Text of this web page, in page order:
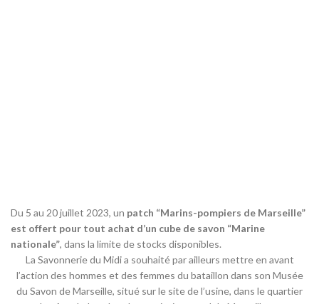
Du 5 au 20 juillet 2023, un patch “Marins-pompiers de Marseille”
est offert pour tout achat d’un cube de savon “Marine
nationale”, dans la limite de stocks disponibles.
La Savonnerie du Midi a souhaité par ailleurs mettre en avant
l’action des hommes et des femmes du bataillon dans son Musée
du Savon de Marseille, situé sur le site de l’usine, dans le quartier